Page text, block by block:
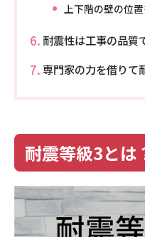
上下階の壁の位
耐震性は工事の品質
専門家の力を借りて
耐震等級3とは